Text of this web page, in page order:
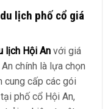
lịch phố cổ giá
lịch Hội Anvới giá
chính là lựa chọn
cung cấp các gói
phố cổ Hội An,